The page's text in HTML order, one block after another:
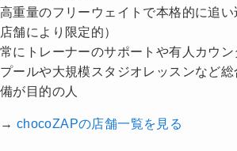
高重量のフリーウェイトで本格的に追
店舗により限定的）
常にトレーナーのサポートや有人カウン
プールや大規模スタジオレッスンなど
備が目的の人
→ chocoZAPの店舗一覧を見る